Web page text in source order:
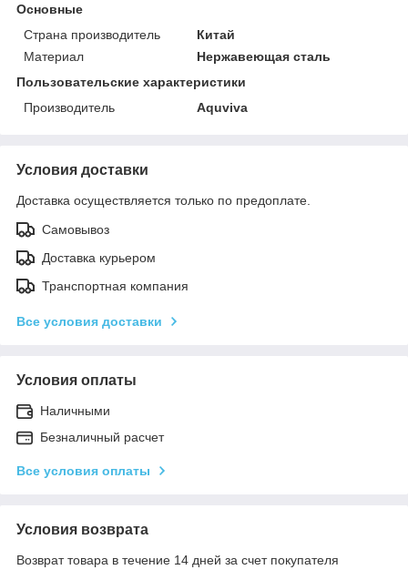
Основные
Страна производитель
Китай
Материал
Нержавеющая сталь
Пользовательские характеристики
Производитель
Aquviva
Условия доставки
Доставка осуществляется только по предоплате.
Самовывоз
Доставка курьером
Транспортная компания
Все условия доставки
Условия оплаты
Наличными
Безналичный расчет
Все условия оплаты
Условия возврата
Возврат товара в течение 14 дней за счет покупателя